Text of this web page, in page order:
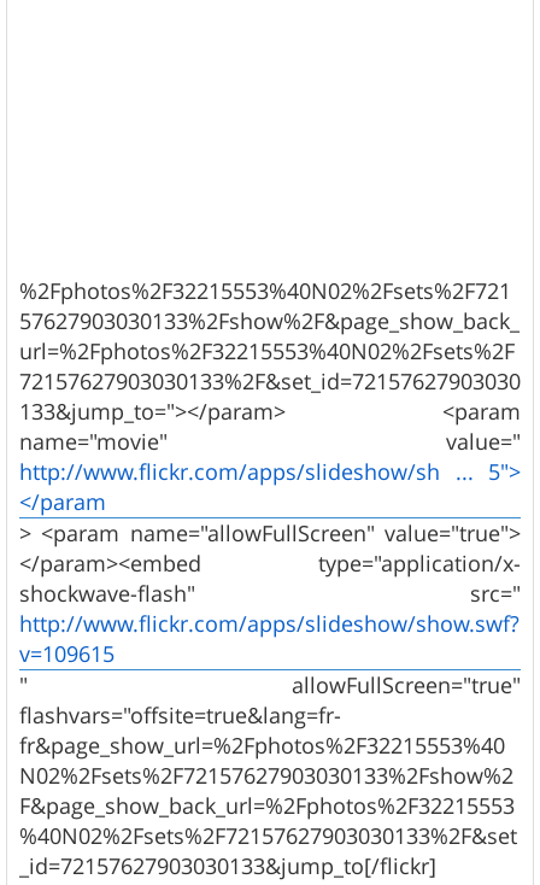
%2Fphotos%2F32215553%40N02%2Fsets%2F721
57627903030133%2Fshow%2F&page_show_back_
url=%2Fphotos%2F32215553%40N02%2Fsets%2F
72157627903030133%2F&set_id=72157627903030
133&jump_to="></param> <param
name="movie" value="
http://www.flickr.com/apps/slideshow/sh ... 5">
</param
> <param name="allowFullScreen" value="true">
</param><embed type="application/x-
shockwave-flash" src="
http://www.flickr.com/apps/slideshow/show.swf?
v=109615
" allowFullScreen="true"
flashvars="offsite=true&lang=fr-
fr&page_show_url=%2Fphotos%2F32215553%40
N02%2Fsets%2F72157627903030133%2Fshow%2
F&page_show_back_url=%2Fphotos%2F32215553
%40N02%2Fsets%2F72157627903030133%2F&set
_id=72157627903030133&jump_to[/flickr]